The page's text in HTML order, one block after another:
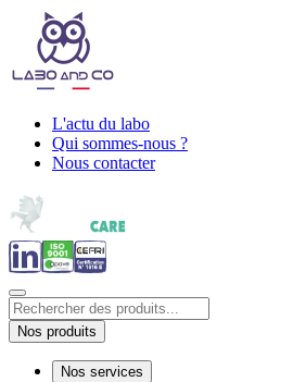
L'actu du labo
Qui sommes-nous ?
Nous contacter
Nos produits
Nos services